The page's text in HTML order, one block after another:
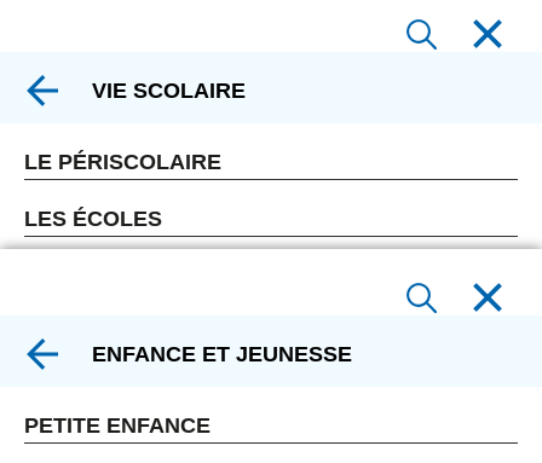
VIE SCOLAIRE
LE PÉRISCOLAIRE
LES ÉCOLES
ENFANCE ET JEUNESSE
PETITE ENFANCE